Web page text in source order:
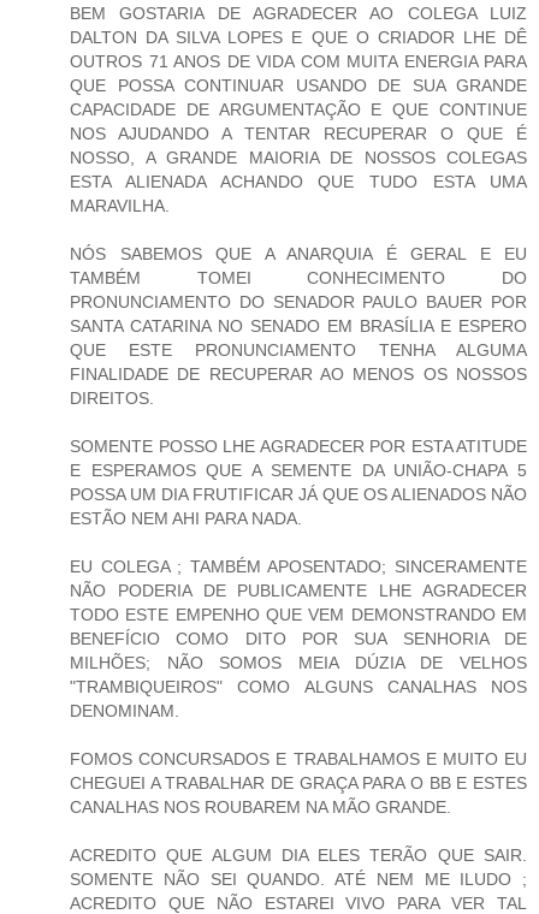
BEM GOSTARIA DE AGRADECER AO COLEGA LUIZ
DALTON DA SILVA LOPES E QUE O CRIADOR LHE DÊ
OUTROS 71 ANOS DE VIDA COM MUITA ENERGIA PARA
QUE POSSA CONTINUAR USANDO DE SUA GRANDE
CAPACIDADE DE ARGUMENTAÇÃO E QUE CONTINUE
NOS AJUDANDO A TENTAR RECUPERAR O QUE É
NOSSO, A GRANDE MAIORIA DE NOSSOS COLEGAS
ESTA ALIENADA ACHANDO QUE TUDO ESTA UMA
MARAVILHA.
NÓS SABEMOS QUE A ANARQUIA É GERAL E EU
TAMBÉM TOMEI CONHECIMENTO DO
PRONUNCIAMENTO DO SENADOR PAULO BAUER POR
SANTA CATARINA NO SENADO EM BRASÍLIA E ESPERO
QUE ESTE PRONUNCIAMENTO TENHA ALGUMA
FINALIDADE DE RECUPERAR AO MENOS OS NOSSOS
DIREITOS.
SOMENTE POSSO LHE AGRADECER POR ESTA ATITUDE
E ESPERAMOS QUE A SEMENTE DA UNIÃO-CHAPA 5
POSSA UM DIA FRUTIFICAR JÁ QUE OS ALIENADOS NÃO
ESTÃO NEM AHI PARA NADA.
EU COLEGA ; TAMBÉM APOSENTADO; SINCERAMENTE
NÃO PODERIA DE PUBLICAMENTE LHE AGRADECER
TODO ESTE EMPENHO QUE VEM DEMONSTRANDO EM
BENEFÍCIO COMO DITO POR SUA SENHORIA DE
MILHÕES; NÃO SOMOS MEIA DÚZIA DE VELHOS
"TRAMBIQUEIROS" COMO ALGUNS CANALHAS NOS
DENOMINAM.
FOMOS CONCURSADOS E TRABALHAMOS E MUITO EU
CHEGUEI A TRABALHAR DE GRAÇA PARA O BB E ESTES
CANALHAS NOS ROUBAREM NA MÃO GRANDE.
ACREDITO QUE ALGUM DIA ELES TERÃO QUE SAIR.
SOMENTE NÃO SEI QUANDO. ATÉ NEM ME ILUDO ;
ACREDITO QUE NÃO ESTAREI VIVO PARA VER TAL